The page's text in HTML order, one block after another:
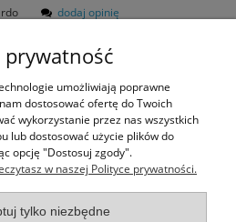
dodaj opinię
(0)
cm
prywatność
umożliwiają poprawne
dostosować ofertę do Twoich
wykorzystanie przez nas wszystkich
lub dostosować użycie plików do
opcję "Dostosuj zgody".
w naszej Polityce prywatności.
tylko niezbędne